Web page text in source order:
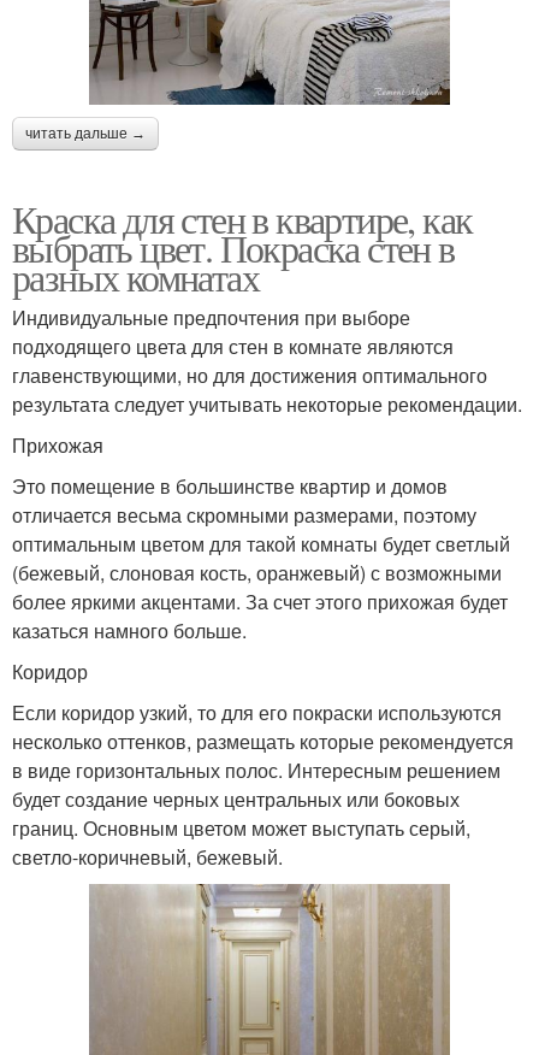
читать дальше →
Краска для стен в квартире, как
выбрать цвет. Покраска стен в
разных комнатах
Индивидуальные предпочтения при выборе
подходящего цвета для стен в комнате являются
главенствующими, но для достижения оптимального
результата следует учитывать некоторые рекомендации.
Прихожая
Это помещение в большинстве квартир и домов
отличается весьма скромными размерами, поэтому
оптимальным цветом для такой комнаты будет светлый
(бежевый, слоновая кость, оранжевый) с возможными
более яркими акцентами. За счет этого прихожая будет
казаться намного больше.
Коридор
Если коридор узкий, то для его покраски используются
несколько оттенков, размещать которые рекомендуется
в виде горизонтальных полос. Интересным решением
будет создание черных центральных или боковых
границ. Основным цветом может выступать серый,
светло-коричневый, бежевый.